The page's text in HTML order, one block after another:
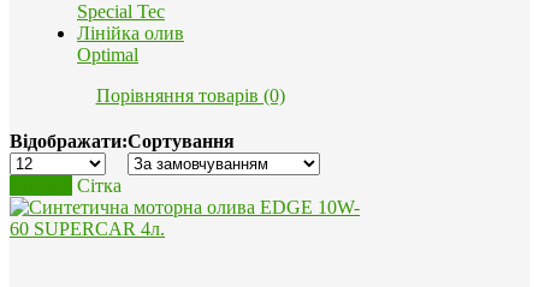
Special Tec
Лінійка олив
Optimal
Порівняння товарів (0)
Відображати:Сортування
Сітка